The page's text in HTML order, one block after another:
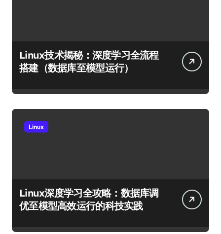
Linux技术揭秘：深度学习全流程
搭建（数据库至模型运行）
Linux
Linux深度学习全攻略：数据库调
优至模型高效运行的科技实践